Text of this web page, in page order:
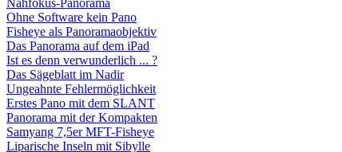
Nahfokus-Panorama
Ohne Software kein Pano
Fisheye als Panoramaobjektiv
Das Panorama auf dem iPad
Ist es denn verwunderlich ... ?
Das Sägeblatt im Nadir
Ungeahnte Fehlermöglichkeit
Erstes Pano mit dem SLANT
Panorama mit der Kompakten
Samyang 7,5er MFT-Fisheye
Liparische Inseln mit Sibylle